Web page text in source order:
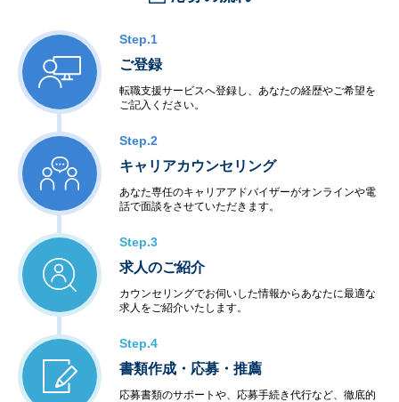
Step.1
ご登録
転職支援サービスへ登録し、あなたの経歴やご希望を
ご記入ください。
Step.2
キャリアカウンセリング
あなた専任のキャリアアドバイザーがオンラインや電
話で面談をさせていただきます。
Step.3
求人のご紹介
カウンセリングでお伺いした情報からあなたに最適な
求人をご紹介いたします。
Step.4
書類作成・応募・推薦
応募書類のサポートや、応募手続き代行など、徹底的